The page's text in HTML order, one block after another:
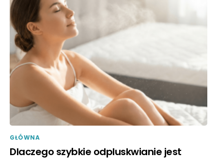
GŁÓWNA
Dlaczego szybkie odpluskwianie jest